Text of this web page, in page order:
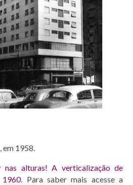
1958.
nas alturas! A verticalização de
. Para saber mais acesse a